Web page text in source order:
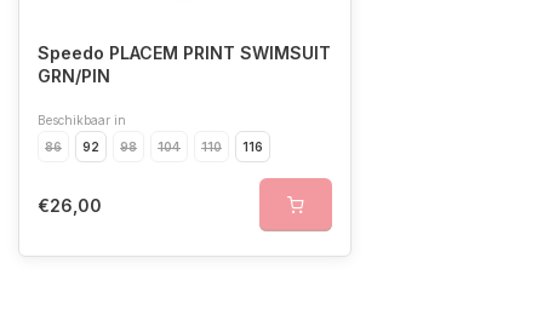
Speedo PLACEM PRINT SWIMSUIT
GRN/PIN
Beschikbaar in
86
92 98 104 110 116
€26,00